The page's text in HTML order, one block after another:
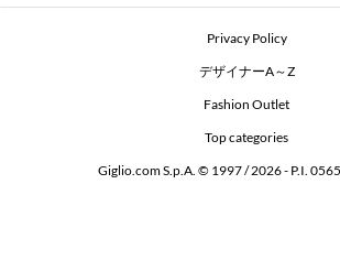
Beauty Seekers VIP Club
Privacy Policy
デザイナーA～Z
Fashion Outlet
Top categories
Giglio.com S.p.A. © 1997 / 2026 - P.I.